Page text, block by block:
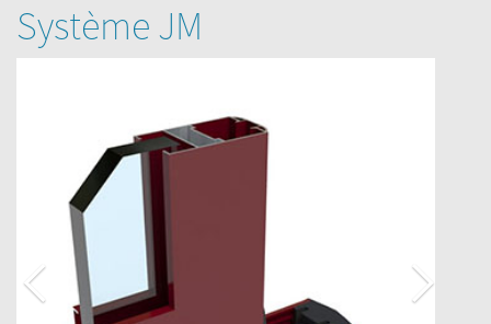
Système JM